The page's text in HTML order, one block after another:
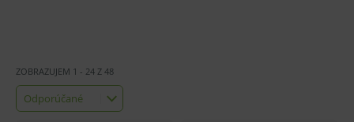
Odporúčané
Odporúčané
ZOBRAZUJEM 1 - 24 Z 48